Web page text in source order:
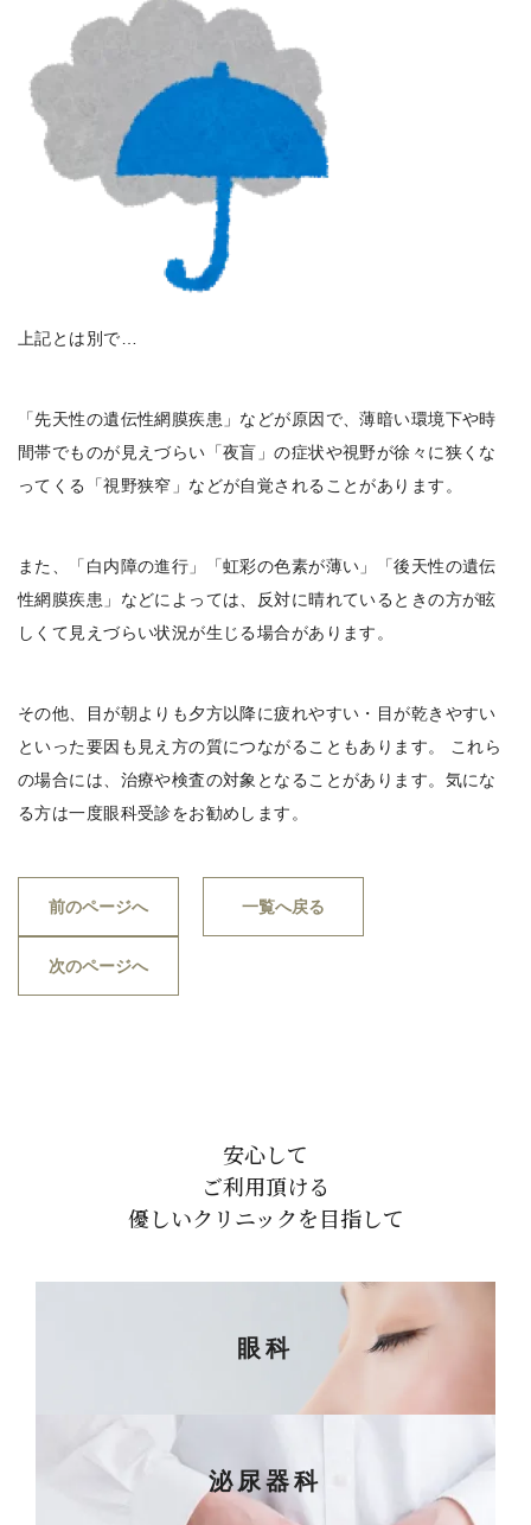
上記とは別で…
「先天性の遺伝性網膜疾患」などが原因で、薄暗い環境下や時
間帯でものが見えづらい「夜盲」の症状や視野が徐々に狭くな
ってくる「視野狭窄」などが自覚されることがあります。
また、「白内障の進行」「虹彩の色素が薄い」「後天性の遺伝
性網膜疾患」などによっては、反対に晴れているときの方が眩
しくて見えづらい状況が生じる場合があります。
その他、目が朝よりも夕方以降に疲れやすい・目が乾きやすい
といった要因も見え方の質につながることもあります。 これら
の場合には、治療や検査の対象となることがあります。気にな
る方は一度眼科受診をお勧めします。
前のページへ 一覧へ戻る
次のページへ
安心して
ご利用頂ける
優しいクリニックを目指して
眼科
泌尿器科